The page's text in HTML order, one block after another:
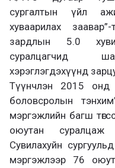
сургалтын үйл
хуваарилах
зардлын 5.0
суралцагчид
хэрэглэгдэхүүнд
Түүнчлэн 2015 онд
боловсролын
мэргэжлийн багш
оюутан
Сувилахуйн сургуульд
мэргэжлээр 76